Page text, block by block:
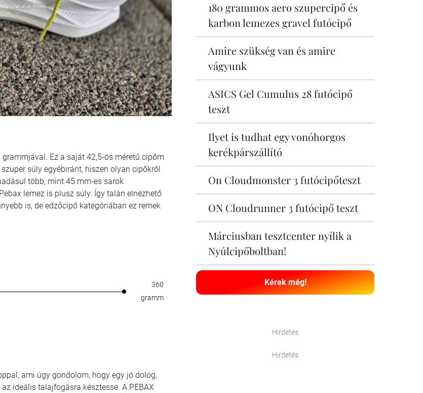
Ez a saját 42,5-ös méretű cipőm
súly egyébiránt, hiszen olyan cipőkről
több, mint 45 mm-es sarok
lemez is plusz súly. Így talán elnézhető
is, de edzőcipő kategóriában ez remek
360
gramm
ami úgy gondolom, hogy egy jó dolog,
ideális talajfogásra késztesse. A PEBAX
180 grammos aero szupercipő és
karbon lemezes gravel futócipő
Amire szükség van és amire
vágyunk
ASICS Gel Cumulus 28 futócipő
teszt
Ilyet is tudhat egy vonóhorgos
kerékpárszállító
On Cloudmonster 3 futócipőteszt
ON Cloudrunner 3 futócipő teszt
Márciusban tesztcenter nyílik a
Nyúlcipőboltban!
Kérek még!
Hirdetés
Hirdetés